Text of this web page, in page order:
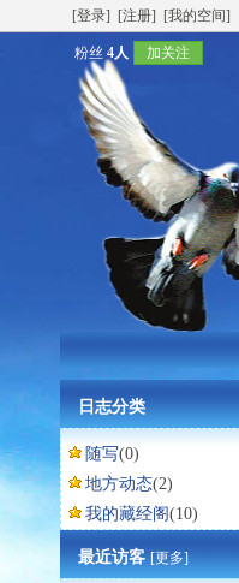
[登录] [注册] [我的空间]
粉丝 4人 加关注
日志分类
随写(0)
地方动态(2)
我的藏经阁(10)
最近访客[更多]